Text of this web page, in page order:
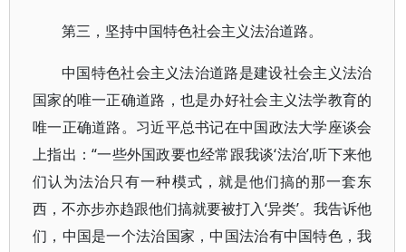
第三，坚持中国特色社会主义法治道路。
中国特色社会主义法治道路是建设社会主义法治
国家的唯一正确道路，也是办好社会主义法学教育的
唯一正确道路。习近平总书记在中国政法大学座谈会
上指出：“一些外国政要也经常跟我谈‘法治’,听下来他
们认为法治只有一种模式，就是他们搞的那一套东
西，不亦步亦趋跟他们搞就要被打入‘异类’。我告诉他
们，中国是一个法治国家，中国法治有中国特色，我